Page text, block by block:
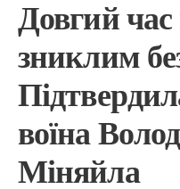
Довгий
зниклим
воїна
Міняйла